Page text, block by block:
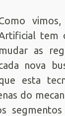
tem
mudar as
nova
esta
do